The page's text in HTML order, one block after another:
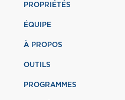
PROPRIÉTÉS
ÉQUIPE
À PROPOS
OUTILS
PROGRAMMES